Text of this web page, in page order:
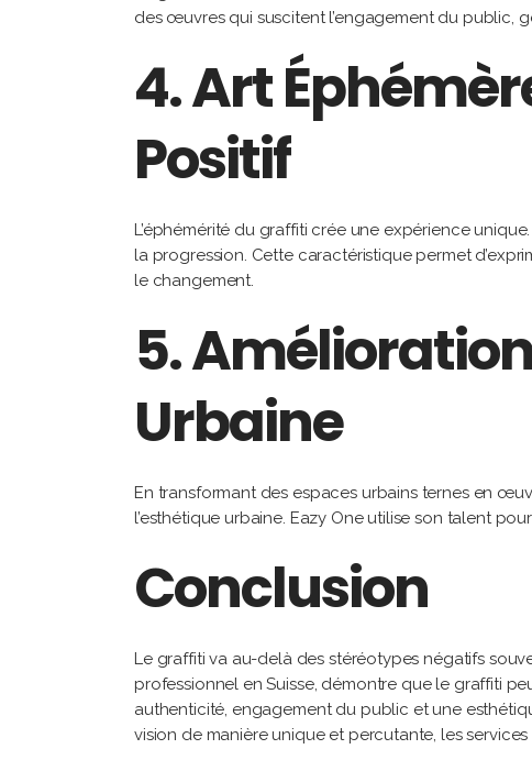
des œuvres qui suscitent l’engagement du public,
4.Art
Positif
L’éphémérité du graffiti crée une expérience
la progression. Cette caractéristique permet
le changement.
5.
Urbaine
En transformant des espaces urbains ternes en
l’esthétique urbaine. Eazy One utilise son talent
Conclusion
Le graffiti va au-delà des stéréotypes négatifs
professionnel en Suisse, démontre que le graffiti
authenticité, engagement du public et une
vision de manière unique et percutante, les